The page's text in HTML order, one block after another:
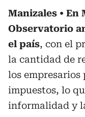
Manizales
En
Observatorio
el país, con el
la cantidad de
los empresarios
impuestos, lo
informalidad y